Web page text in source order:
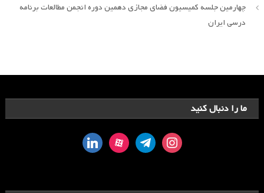
چهارمین جلسه کمیسیون فضای مجازی دهمین دوره انجمن مطالعات برنامه
درسی ایران
ما را دنبال کنید
instagram
telegram
aparat
linkedin